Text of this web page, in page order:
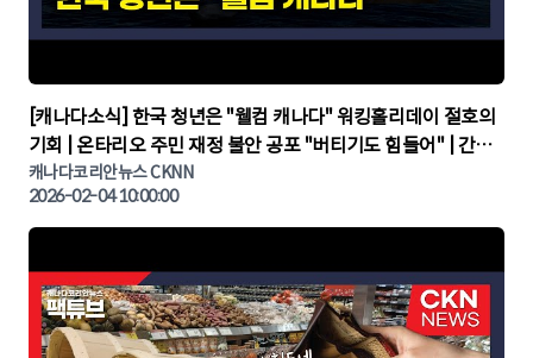
▶
[캐나다소식] 한국 청년은 "웰컴 캐나다" 워킹홀리데이 절호의
기회 | 온타리오 주민 재정 불안 공포 "버티기도 힘들어" | 간추
린 캐나다뉴스 | CKNNEWS, 캐나다코리안뉴스
캐나다코리안뉴스 CKNN
2026-02-04 10:00:00